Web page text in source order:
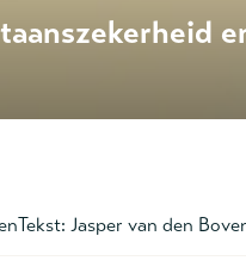
Tekst: Jasper van den